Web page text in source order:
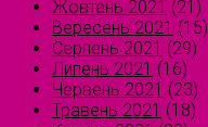
Жовтень 2021 (21)
Вересень 2021 (15)
Серпень 2021 (29)
Липень 2021 (16)
Червень 2021 (23)
Травень 2021 (18)